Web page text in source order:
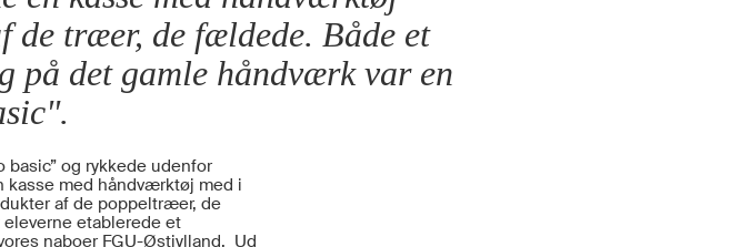
de træer, de fældede. Både et
på det gamle håndværk var en
basic” og rykkede udenfor
kasse med håndværktøj med i
af de poppeltræer, de
etablerede et
naboer FGU-Østjylland. Ud